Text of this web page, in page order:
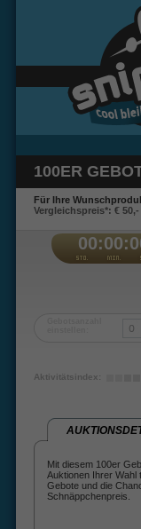
100ER
Für Ihre
Vergleichspreis*: € 50,-
Aktivitätsindex:
Mit diesem 100er
Auktionen Ihrer Wahl
Gebote und die
Schnäppchenpreis.